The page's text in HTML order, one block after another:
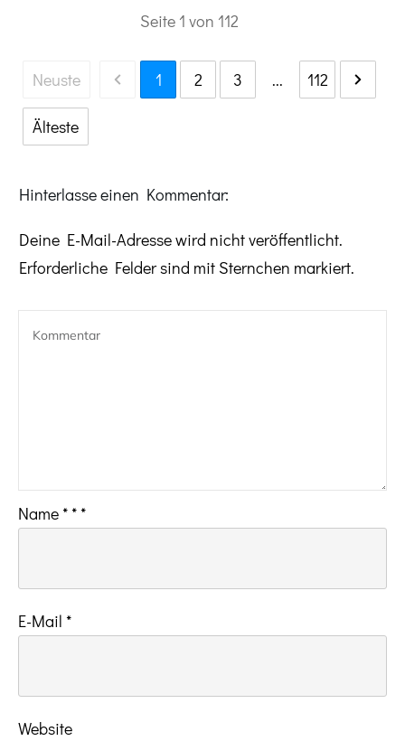
Seite 1 von 112
Neuste 1 2 3 ... 112
Älteste
Hinterlasse einen Kommentar:
Deine E-Mail-Adresse wird nicht veröffentlicht.
Erforderliche Felder sind mit Sternchen markiert.
Name * * *
E-Mail *
Website